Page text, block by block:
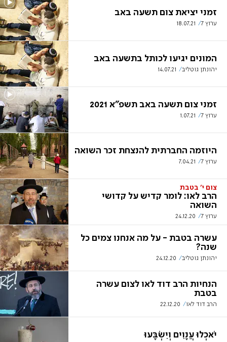
זמני יציאת צום תשעה באב
ערוץ 7 18.07.21
המונים יגיעו לכותל בתשעה באב
יהונתן גוטליב 14.07.21
זמני צום תשעה באב תשפ"א 2021
ערוץ 7 1.07.21
היוזמה החברתית להנצחת זכר השואה
ערוץ 7 7.04.21
צום י' בטבת
הרב לאו: לומר קדיש על קדושי
השואה
ערוץ 7 24.12.20
עשרה בטבת - על מה אנחנו צמים כל
שנה?
יהונתן גוטליב 24.12.20
הנחיות הרב דוד לאו לצום עשרה
בטבת
הרב דוד לאו 22.12.20
יֹאכְלוּ עֲנָוִים וְיִשְׂבָּעוּ